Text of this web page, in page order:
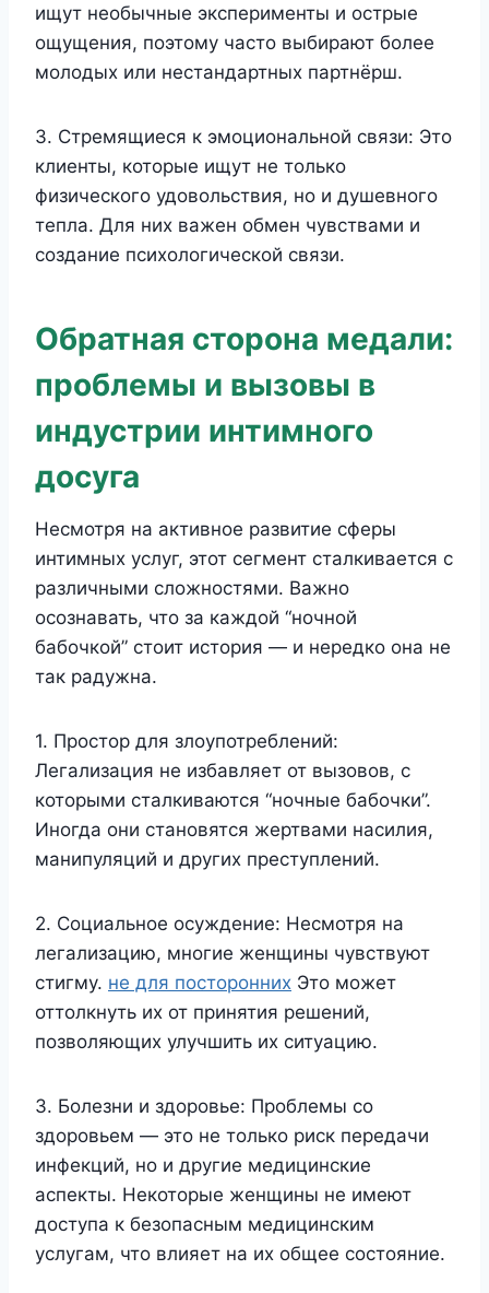
ищут необычные эксперименты и острые
ощущения, поэтому часто выбирают более
молодых или нестандартных партнёрш.
3. Стремящиеся к эмоциональной связи: Это
клиенты, которые ищут не только
физического удовольствия, но и душевного
тепла. Для них важен обмен чувствами и
создание психологической связи.
Обратная сторона медали:
проблемы и вызовы в
индустрии интимного
досуга
Несмотря на активное развитие сферы
интимных услуг, этот сегмент сталкивается с
различными сложностями. Важно
осознавать, что за каждой “ночной
бабочкой” стоит история — и нередко она не
так радужна.
1. Простор для злоупотреблений:
Легализация не избавляет от вызовов, с
которыми сталкиваются “ночные бабочки”.
Иногда они становятся жертвами насилия,
манипуляций и других преступлений.
2. Социальное осуждение: Несмотря на
легализацию, многие женщины чувствуют
стигму. не для посторонних Это может
оттолкнуть их от принятия решений,
позволяющих улучшить их ситуацию.
3. Болезни и здоровье: Проблемы со
здоровьем — это не только риск передачи
инфекций, но и другие медицинские
аспекты. Некоторые женщины не имеют
доступа к безопасным медицинским
услугам, что влияет на их общее состояние.